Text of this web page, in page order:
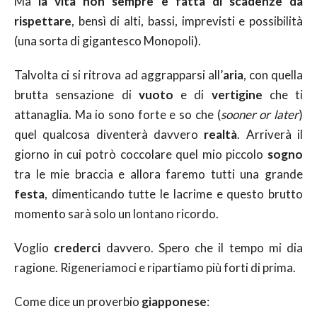
rispettare, bensì di alti, bassi, imprevisti e possibilità
(una sorta di gigantesco Monopoli).
Talvolta ci si ritrova ad aggrapparsi all’aria, con quella
brutta sensazione di vuoto e di vertigine che ti
attanaglia. Ma io sono forte e so che (sooner or later)
quel qualcosa diventerà davvero realtà. Arriverà il
giorno in cui potrò coccolare quel mio piccolo sogno
tra le mie braccia e allora faremo tutti una grande
festa, dimenticando tutte le lacrime e questo brutto
momento sarà solo un lontano ricordo.
Voglio crederci davvero. Spero che il tempo mi dia
ragione. Rigeneriamoci e ripartiamo più forti di prima.
Come dice un proverbio giapponese: